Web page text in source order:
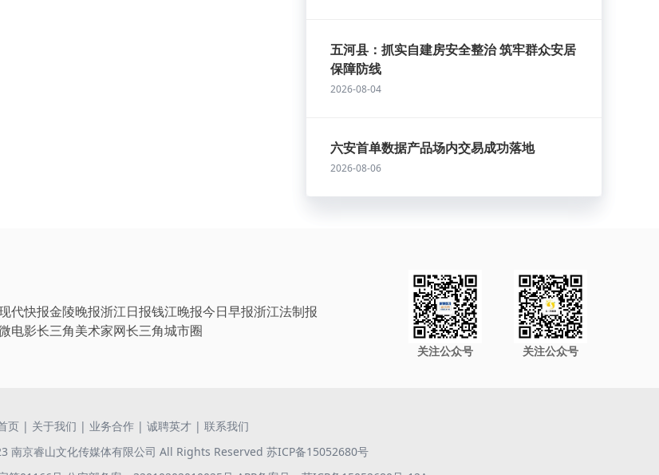
五河县：抓实自建房安全整治 筑牢群众安居
保障防线
2026-08-04
六安首单数据产品场内交易成功落地
2026-08-06
代快报金陵晚报浙江日报钱江晚报今日早报浙江法制报
电影长三角美术家网长三角城市圈
关注公众号 关注公众号
页 | 关于我们 | 业务合作 | 诚聘英才 | 联系我们
南京睿山文化传媒体有限公司 All Rights Reserved 苏ICP备15052680号